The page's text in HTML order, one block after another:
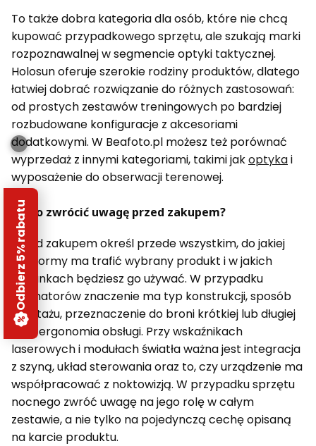
To także dobra kategoria dla osób, które nie chcą
kupować przypadkowego sprzętu, ale szukają marki
rozpoznawalnej w segmencie optyki taktycznej.
Holosun oferuje szerokie rodziny produktów, dlatego
łatwiej dobrać rozwiązanie do różnych zastosowań:
od prostych zestawów treningowych po bardziej
rozbudowane konfiguracje z akcesoriami
dodatkowymi. W Beafoto.pl możesz też porównać
wyprzedaż z innymi kategoriami, takimi jakoptykai
wyposażenie do obserwacji terenowej.
Na co zwrócić uwagę przed zakupem?
Przed zakupem określ przede wszystkim, do jakiej
platformy ma trafić wybrany produkt i w jakich
warunkach będziesz go używać. W przypadku
kolimatorów znaczenie ma typ konstrukcji, sposób
montażu, przeznaczenie do broni krótkiej lub długiej
oraz ergonomia obsługi. Przy wskaźnikach
laserowych i modułach światła ważna jest integracja
z szyną, układ sterowania oraz to, czy urządzenie ma
współpracować z noktowizją. W przypadku sprzętu
nocnego zwróć uwagę na jego rolę w całym
zestawie, a nie tylko na pojedynczą cechę opisaną
na karcie produktu.
Odbierz 5% rabatu